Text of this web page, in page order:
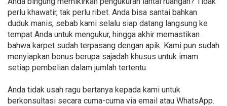
perlu khawatir, tak perlu ribet. Anda bisa santai bahkan
duduk manis, sebab kami selalu siap datang langsung ke
tempat Anda untuk mengukur, hingga akhir memastikan
bahwa karpet sudah terpasang dengan apik. Kami pun sudah
menyiapkan bonus berupa sajadah khusus untuk imam
setiap pembelian dalam jumlah tertentu.
Anda tidak usah ragu bertanya kepada kami untuk
berkonsultasi secara cuma-cuma via email atau WhatsApp.